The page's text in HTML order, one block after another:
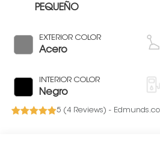
PEQUEÑO
EXTERIOR COLOR
Acero
INTERIOR COLOR
Negro
5 (4 Reviews) -